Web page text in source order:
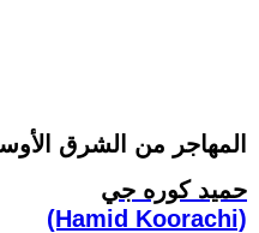
المهاجر من الشرق
حميد كوره جي
(Hamid Koorachi)